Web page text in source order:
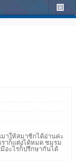
าให้สมาชิกได้อ่านค่ะ
ราก็เเต่งได้หมด ชมรม
มีอะไรก็ปรึกษากันได้